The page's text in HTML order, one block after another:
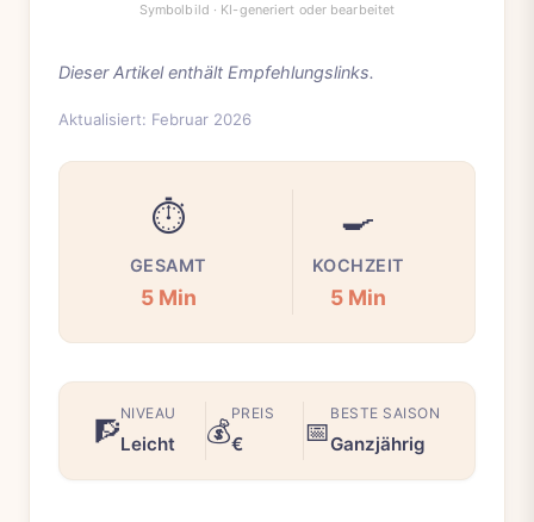
Dieser Artikel enthält Empfehlungslinks.
Aktualisiert: Februar 2026
⏱️
GESAMT
5 Min
🍳
KOCHZEIT
5 Min
🧗
NIVEAU
Leicht 💰
PREIS
€ 📅
BESTE SAISON
Ganzjährig